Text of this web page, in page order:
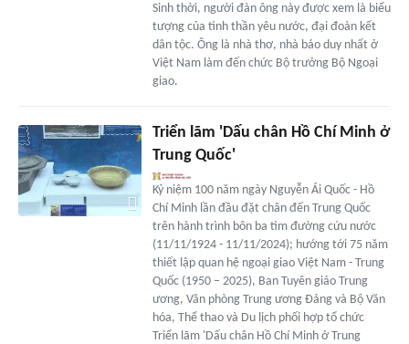
Sinh thời, người đàn ông này được xem là biểu
tượng của tinh thần yêu nước, đại đoàn kết
dân tộc. Ông là nhà thơ, nhà báo duy nhất ở
Việt Nam làm đến chức Bộ trưởng Bộ Ngoại
giao.
Triển lãm 'Dấu chân Hồ Chí Minh ở
Trung Quốc'
Kỷ niệm 100 năm ngày Nguyễn Ái Quốc - Hồ
Chí Minh lần đầu đặt chân đến Trung Quốc
trên hành trình bôn ba tìm đường cứu nước
(11/11/1924 - 11/11/2024); hướng tới 75 năm
thiết lập quan hệ ngoại giao Việt Nam - Trung
Quốc (1950 – 2025), Ban Tuyên giáo Trung
ương, Văn phòng Trung ương Đảng và Bộ Văn
hóa, Thể thao và Du lịch phối hợp tổ chức
Triển lãm 'Dấu chân Hồ Chí Minh ở Trung